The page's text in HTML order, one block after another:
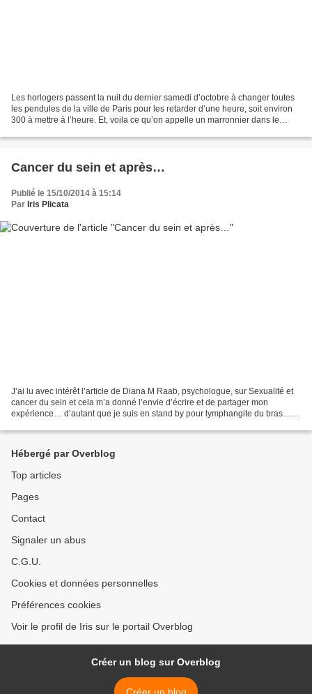
Les horlogers passent la nuit du dernier samedi d’octobre à changer toutes
les pendules de la ville de Paris pour les retarder d’une heure, soit environ
300 à mettre à l’heure. Et, voila ce qu’on appelle un marronnier dans le
Cancer du sein et après…
Publié le 15/10/2014 à 15:14
Par Iris Plicata
J’ai lu avec intérêt l’article de Diana M Raab, psychologue, sur Sexualité et
cancer du sein et cela m’a donné l’envie d’écrire et de partager mon
expérience… d’autant que je suis en stand by pour lymphangite du bras…
Hébergé par Overblog
Top articles
Pages
Contact
Signaler un abus
C.G.U.
Cookies et données personnelles
Préférences cookies
Voir le profil de Iris sur le portail Overblog
Créer un blog sur Overblog